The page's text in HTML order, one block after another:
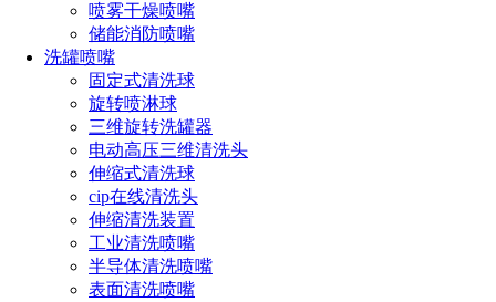
喷雾干燥喷嘴
储能消防喷嘴
洗罐喷嘴
固定式清洗球
旋转喷淋球
三维旋转洗罐器
电动高压三维清洗头
伸缩式清洗球
cip在线清洗头
伸缩清洗装置
工业清洗喷嘴
半导体清洗喷嘴
表面清洗喷嘴
最后，空气雾化喷嘴的使用也提升了制造业生产效率。由
于喷涂过程更加均匀，涂覆时间和工序也得以缩短，从而提高
生产效率。这对于制造业来说是非常重要的，因为提高生产效
率不仅可以节省时间和成本，还能够增加产品供应量，并满足
市场需求。
综上所述，空气雾化喷嘴在制造业中的功能和影响不可忽
视。它不仅能够实现对液体物质的喷涂，而且能够提升附着力
和涂覆质量，节约原材料，并提高生产效率。因此，在制造业
中广泛应用空气雾化喷嘴是非常必要的。
点击免费获取选型方案报价